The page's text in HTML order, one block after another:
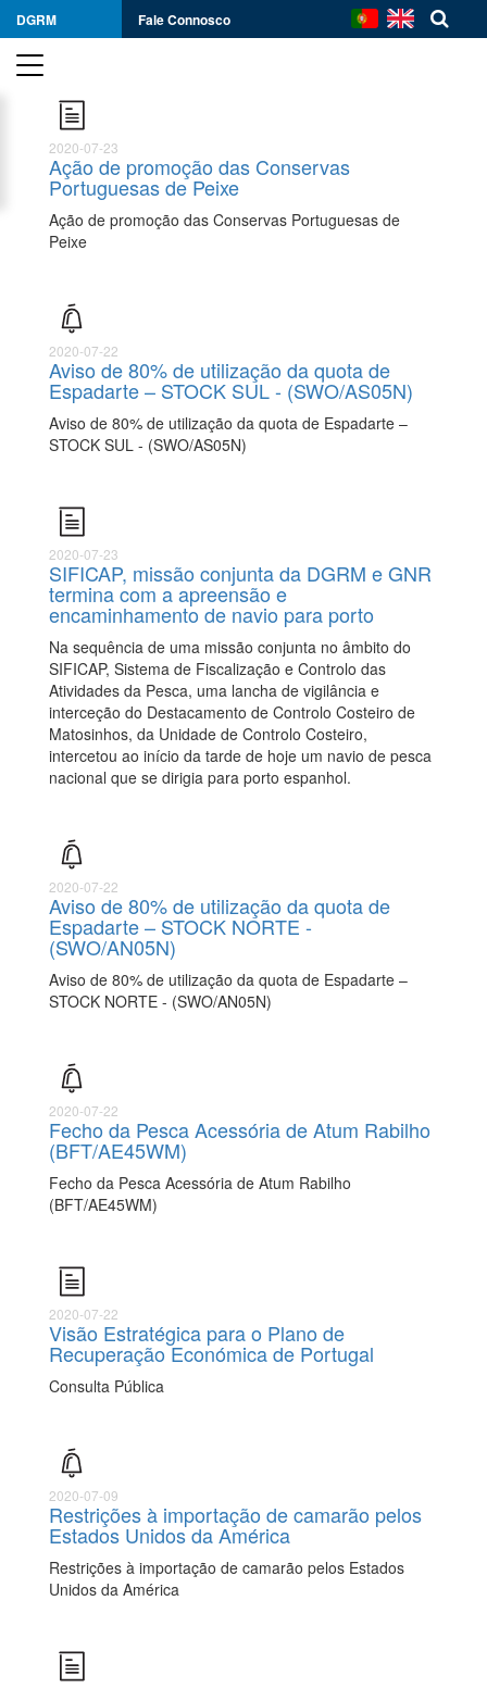
DGRM Fale Connosco
2020-07-23
Ação de promoção das Conservas
Portuguesas de Peixe
Ação de promoção das Conservas Portuguesas de
Peixe
2020-07-22
Aviso de 80% de utilização da quota de
Espadarte – STOCK SUL - (SWO/AS05N)
Aviso de 80% de utilização da quota de Espadarte –
STOCK SUL - (SWO/AS05N)
2020-07-23
SIFICAP, missão conjunta da DGRM e GNR
termina com a apreensão e
encaminhamento de navio para porto
Na sequência de uma missão conjunta no âmbito do
SIFICAP, Sistema de Fiscalização e Controlo das
Atividades da Pesca, uma lancha de vigilância e
interceção do Destacamento de Controlo Costeiro de
Matosinhos, da Unidade de Controlo Costeiro,
intercetou ao início da tarde de hoje um navio de pesca
nacional que se dirigia para porto espanhol.
2020-07-22
Aviso de 80% de utilização da quota de
Espadarte – STOCK NORTE -
(SWO/AN05N)
Aviso de 80% de utilização da quota de Espadarte –
STOCK NORTE - (SWO/AN05N)
2020-07-22
Fecho da Pesca Acessória de Atum Rabilho
(BFT/AE45WM)
Fecho da Pesca Acessória de Atum Rabilho
(BFT/AE45WM)
2020-07-22
Visão Estratégica para o Plano de
Recuperação Económica de Portugal
Consulta Pública
2020-07-09
Restrições à importação de camarão pelos
Estados Unidos da América
Restrições à importação de camarão pelos Estados
Unidos da América